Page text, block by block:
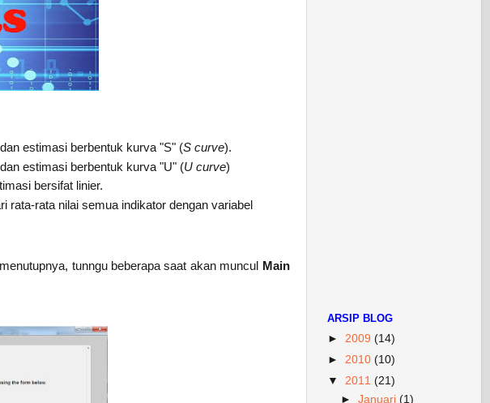
estimasi berbentuk kurva "S" (S curve).
estimasi berbentuk kurva "U" (U curve)
bersifat linier.
rata nilai semua indikator dengan variabel
tunngu beberapa saat akan muncul
Main
ARSIP BLOG
► 2009 (14)
► 2010 (10)
▼ 2011 (21)
► Januari (1)